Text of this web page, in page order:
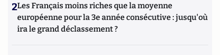
2Les Français moins riches que la moyenne
européenne pour la 3e année consécutive : jusqu'où
ira le grand déclassement ?